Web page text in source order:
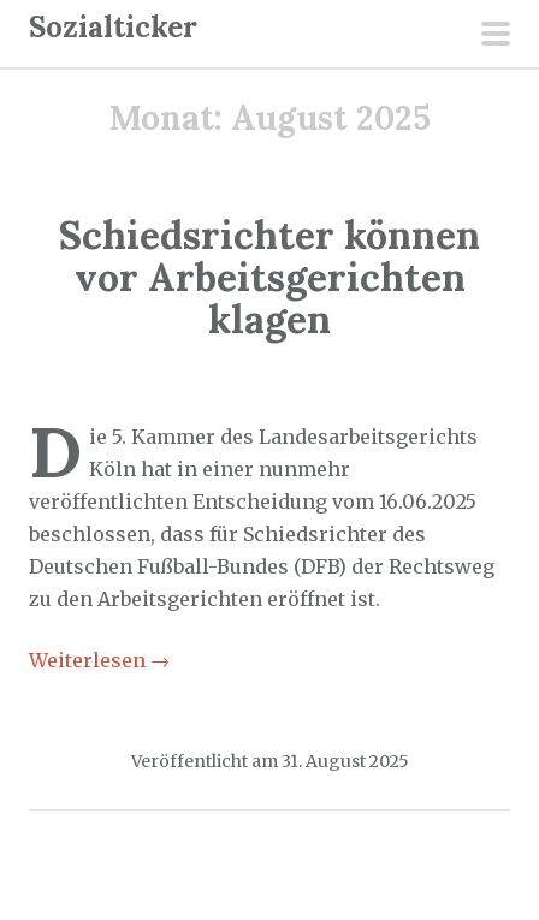
Sozialticker
Monat: August 2025
Schiedsrichter können
vor Arbeitsgerichten
klagen
D ie 5. Kammer des Landesarbeitsgerichts
Köln hat in einer nunmehr
veröffentlichten Entscheidung vom 16.06.2025
beschlossen, dass für Schiedsrichter des
Deutschen Fußball-Bundes (DFB) der Rechtsweg
zu den Arbeitsgerichten eröffnet ist.
Weiterlesen →
Veröffentlicht am 31. August 2025